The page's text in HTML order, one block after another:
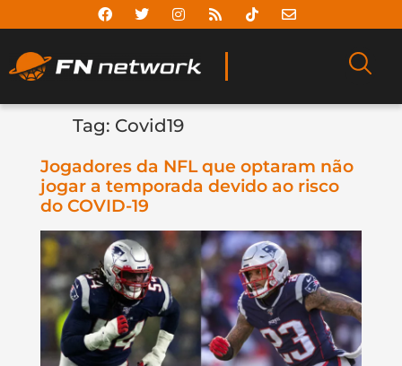
Tag: Covid19
Jogadores da NFL que optaram não
jogar a temporada devido ao risco
do COVID-19